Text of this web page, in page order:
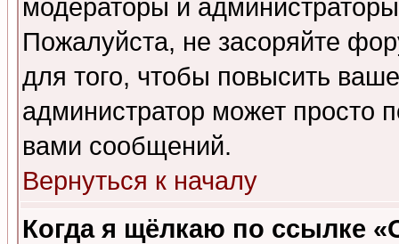
модераторы и
Пожалуйста, не засоряйте
для того, чтобы повысить
администратор может просто
вами сообщений.
Вернуться к началу
Когда я щёлкаю по ссылке